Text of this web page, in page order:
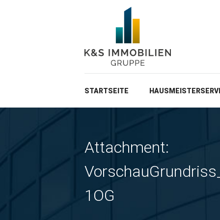
STARTSEITE
Attachment:
1OG